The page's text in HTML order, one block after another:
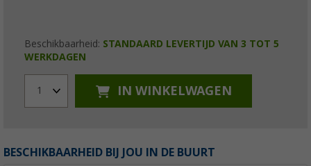
Beschikbaarheid: STANDAARD LEVERTIJD VAN 3 TOT 5
WERKDAGEN
1 IN WINKELWAGEN
BESCHIKBAARHEID BIJ JOU IN DE BUURT